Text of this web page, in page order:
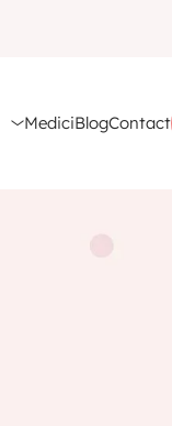
MediciBlogContact